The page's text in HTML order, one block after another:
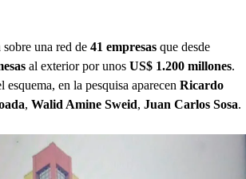
una red de 41 empresas que desde
al exterior por unos US$ 1.200 millones.
esquema, en la pesquisa aparecen Ricardo
, Walid Amine Sweid, Juan Carlos Sosa.